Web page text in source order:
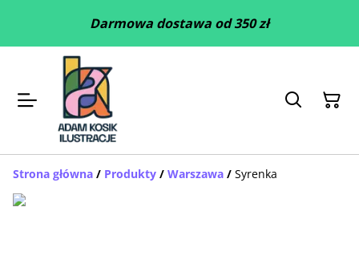
Darmowa dostawa od 350 zł
Strona główna / Produkty / Warszawa / Syrenka